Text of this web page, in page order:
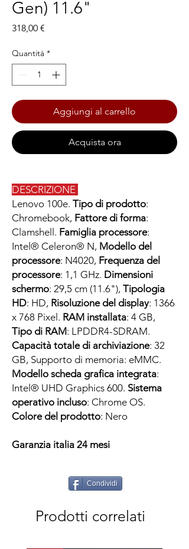
Gen) 11.6"
318,00 €
Quantità *
Aggiungi al carrello
Acquista ora
DESCRIZIONE
Lenovo 100e. Tipo di prodotto:
Chromebook, Fattore di forma:
Clamshell. Famiglia processore:
Intel® Celeron® N, Modello del
processore: N4020, Frequenza del
processore: 1,1 GHz. Dimensioni
schermo: 29,5 cm (11.6"), Tipologia
HD: HD, Risoluzione del display: 1366
x 768 Pixel. RAM installata: 4 GB,
Tipo di RAM: LPDDR4-SDRAM.
Capacità totale di archiviazione: 32
GB, Supporto di memoria: eMMC.
Modello scheda grafica integrata:
Intel® UHD Graphics 600. Sistema
operativo incluso: Chrome OS.
Colore del prodotto: Nero
Garanzia italia 24 mesi
Condividi
Prodotti correlati